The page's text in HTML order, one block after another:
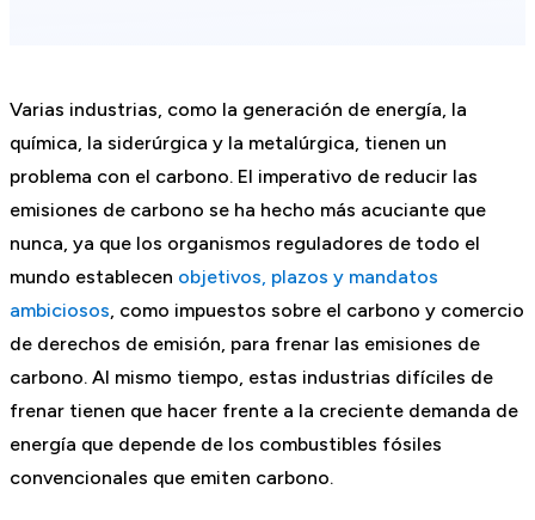
Varias industrias, como la generación de energía, la
química, la siderúrgica y la metalúrgica, tienen un
problema con el carbono. El imperativo de reducir las
emisiones de carbono se ha hecho más acuciante que
nunca, ya que los organismos reguladores de todo el
mundo establecen objetivos, plazos y mandatos
ambiciosos , como impuestos sobre el carbono y comercio
de derechos de emisión, para frenar las emisiones de
carbono. Al mismo tiempo, estas industrias difíciles de
frenar tienen que hacer frente a la creciente demanda de
energía que depende de los combustibles fósiles
convencionales que emiten carbono.